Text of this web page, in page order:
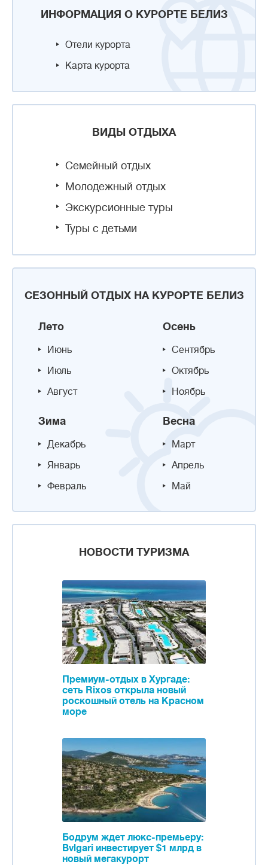
ИНФОРМАЦИЯ О КУРОРТЕ БЕЛИЗ
Отели курорта
Карта курорта
ВИДЫ ОТДЫХА
Семейный отдых
Молодежный отдых
Экскурсионные туры
Туры с детьми
СЕЗОННЫЙ ОТДЫХ НА КУРОРТЕ БЕЛИЗ
Лето
Июнь
Июль
Август
Осень
Сентябрь
Октябрь
Ноябрь
Зима
Декабрь
Январь
Февраль
Весна
Март
Апрель
Май
НОВОСТИ ТУРИЗМА
Премиум-отдых в Хургаде:
сеть Rixos открыла новый
роскошный отель на Красном
море
Бодрум ждет люкс-премьеру:
Bvlgari инвестирует $1 млрд в
новый мегакурорт